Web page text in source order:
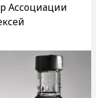
Ассоциации